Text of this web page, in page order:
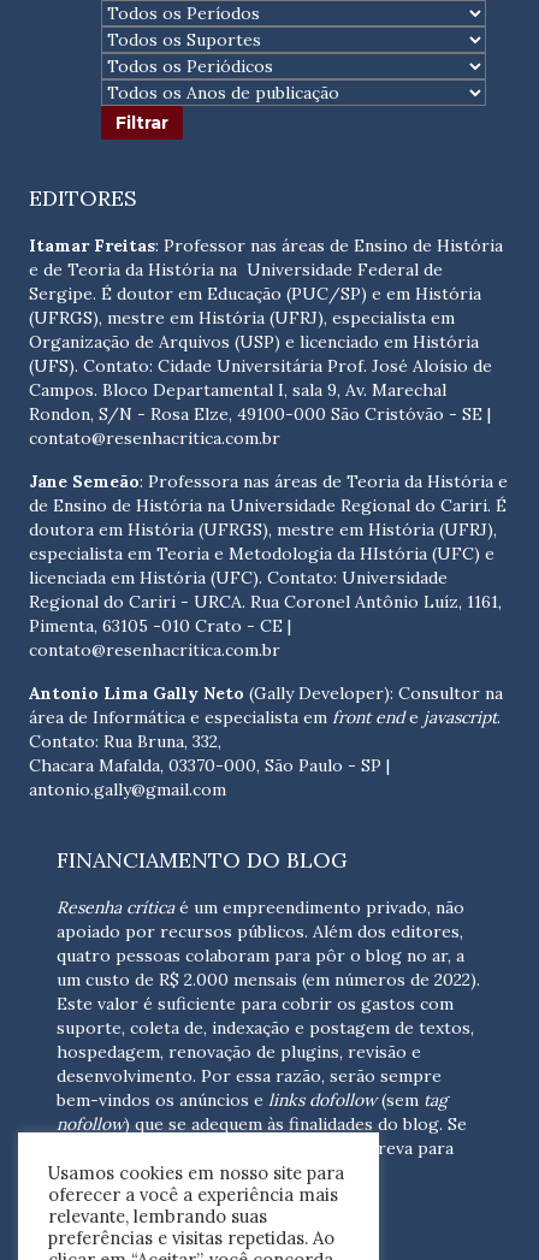
EDITORES
Itamar Freitas: Professor nas áreas de Ensino de História
e de Teoria da História na Universidade Federal de
Sergipe. É doutor em Educação (PUC/SP) e em História
(UFRGS), mestre em História (UFRJ), especialista em
Organização de Arquivos (USP) e licenciado em História
(UFS). Contato: Cidade Universitária Prof. José Aloísio de
Campos. Bloco Departamental I, sala 9, Av. Marechal
Rondon, S/N - Rosa Elze, 49100-000 São Cristóvão - SE |
contato@resenhacritica.com.br
Jane Semeão: Professora nas áreas de Teoria da História e
de Ensino de História na Universidade Regional do Cariri. É
doutora em História (UFRGS), mestre em História (UFRJ),
especialista em Teoria e Metodologia da HIstória (UFC) e
licenciada em História (UFC). Contato: Universidade
Regional do Cariri - URCA. Rua Coronel Antônio Luíz, 1161,
Pimenta, 63105 -010 Crato - CE |
contato@resenhacritica.com.br
Antonio Lima Gally Neto (Gally Developer): Consultor na
área de Informática e especialista em front ende javascript.
Contato: Rua Bruna, 332,
Chacara Mafalda, 03370-000, São Paulo - SP |
antonio.gally@gmail.com
FINANCIAMENTO DO BLOG
Resenha críticaé um empreendimento privado, não
apoiado por recursos públicos. Além dos editores,
quatro pessoas colaboram para pôr o blog no ar, a
um custo de R$ 2.000 mensais (em números de 2022).
Este valor é suficiente para cobrir os gastos com
suporte, coleta de, indexação e postagem de textos,
hospedagem, renovação de plugins, revisão e
desenvolvimento. Por essa razão, serão sempre
bem-vindos os anúncios e links dofollow(sem tag
nofollow) que se adequem às finalidades do blog. Se
escreva para
nós(contato@resenhacritica.com.br)
FONTES E ACERVO
Usamos cookies em nosso site para
oferecer a você a experiência mais
relevante, lembrando suas
preferências e visitas repetidas. Ao